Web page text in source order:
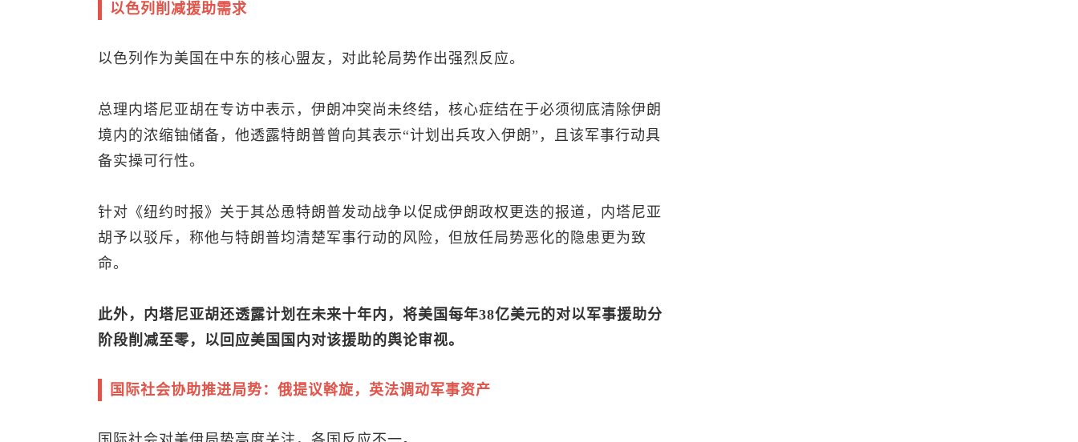
以色列削减援助需求
以色列作为美国在中东的核心盟友，对此轮局势作出强烈反应。
总理内塔尼亚胡在专访中表示，伊朗冲突尚未终结，核心症结在于必须彻底清除伊朗
境内的浓缩铀储备，他透露特朗普曾向其表示“计划出兵攻入伊朗”，且该军事行动具
备实操可行性。
针对《纽约时报》关于其怂恿特朗普发动战争以促成伊朗政权更迭的报道，内塔尼亚
胡予以驳斥，称他与特朗普均清楚军事行动的风险，但放任局势恶化的隐患更为致
命。
此外，内塔尼亚胡还透露计划在未来十年内，将美国每年38亿美元的对以军事援助分
阶段削减至零，以回应美国国内对该援助的舆论审视。
国际社会协助推进局势：俄提议斡旋，英法调动军事资产